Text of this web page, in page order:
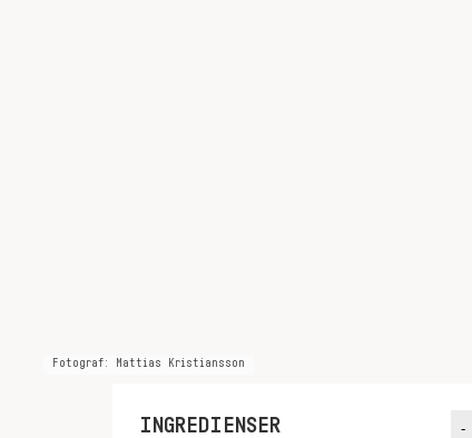
Fotograf: Mattias Kristiansson
INGREDIENSER -